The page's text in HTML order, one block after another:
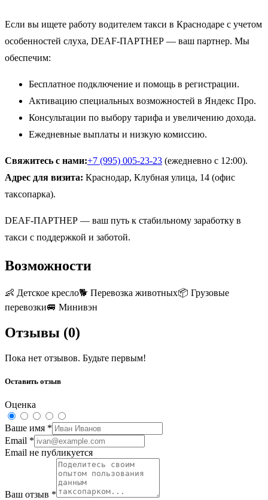
Если вы ищете работу водителем такси в Краснодаре с учетом
особенностей слуха, DEAF-ПАРТНЕР — ваш партнер. Мы
обеспечим:
Бесплатное подключение и помощь в регистрации.
Активацию специальных возможностей в Яндекс Про.
Консультации по выбору тарифа и увеличению дохода.
Ежедневные выплаты и низкую комиссию.
Свяжитесь с нами:+7 (995) 005-23-23 (ежедневно с 12:00).
Адрес для визита: Краснодар, Клубная улица, 14 (офис
таксопарка).
DEAF-ПАРТНЕР — ваш путь к стабильному заработку в
такси с поддержкой и заботой.
Возможности
👶 Детское кресло🐕 Перевозка животных📦 Грузовые
перевозки🚐 Минивэн
Отзывы (0)
Пока нет отзывов. Будьте первым!
Оставить отзыв
Оценка
Ваше имя *
Email *
Email не публикуется
Ваш отзыв *